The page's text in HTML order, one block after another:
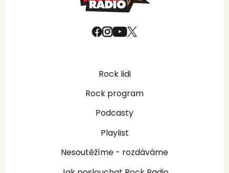
Rock lidi
Rock program
Podcasty
Playlist
Nesoutěžíme - rozdáváme